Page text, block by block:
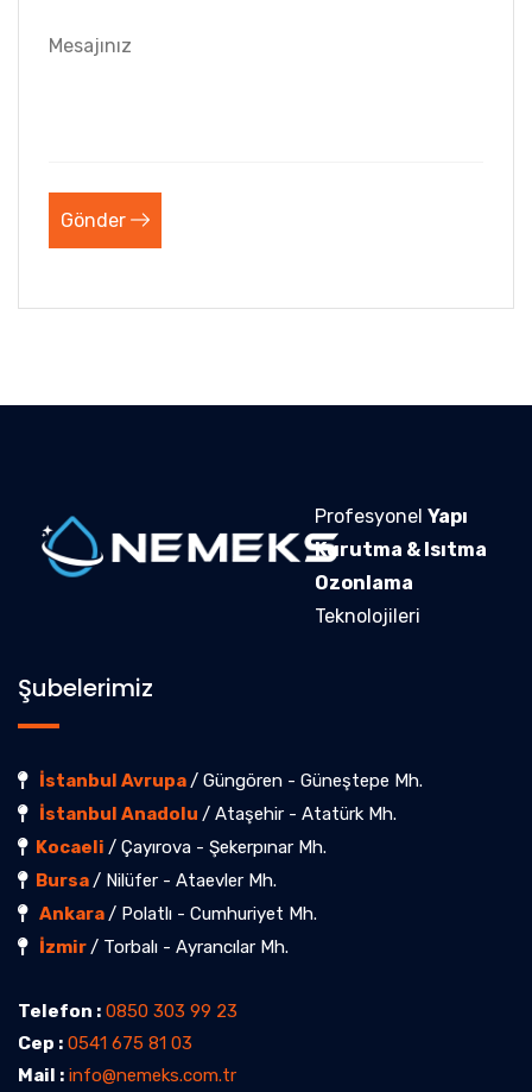
Gönder
Profesyonel Yapı
Kurutma & Isıtma
Ozonlama
Teknolojileri
Şubelerimiz
İstanbul Avrupa/ Güngören - Güneştepe Mh.
İstanbul Anadolu / Ataşehir - Atatürk Mh.
Kocaeli / Çayırova - Şekerpınar Mh.
Bursa/ Nilüfer - Ataevler Mh.
Ankara/ Polatlı - Cumhuriyet Mh.
İzmir/ Torbalı - Ayrancılar Mh.
Telefon : 0850 303 99 23
Cep : 0541 675 81 03
Mail : info@nemeks.com.tr